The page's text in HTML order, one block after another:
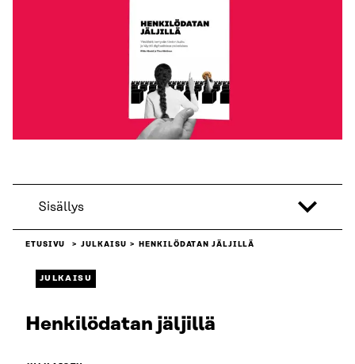
Sisällys
ETUSIVU JULKAISU HENKILÖDATAN JÄLJILLÄ
JULKAISU
Henkilödatan jäljillä